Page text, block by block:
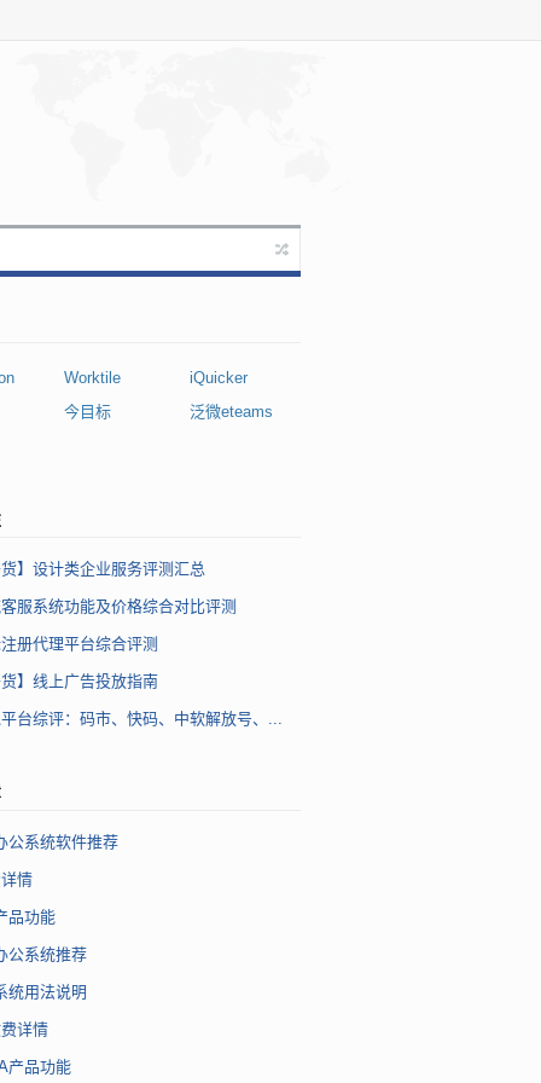
Worktile
iQuicker
今目标
泛微eteams
货】设计类企业服务评测汇总
服系统功能及价格综合对比评测
册代理平台综合评测
货】线上广告投放指南
台综评：码市、快码、中软解放号、...
公系统软件推荐
情
品功能
公系统推荐
统用法说明
详情
产品功能